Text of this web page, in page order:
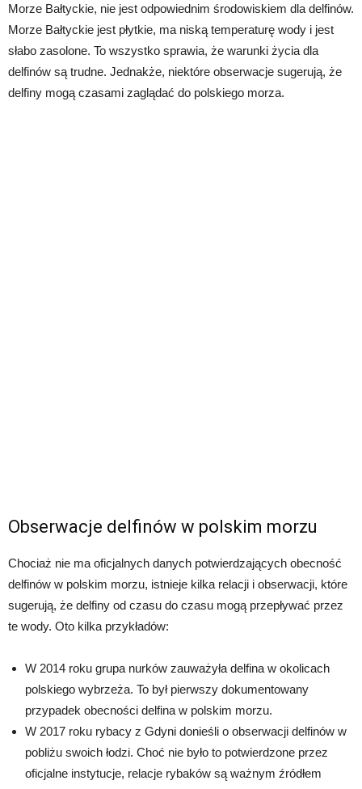
Morze Bałtyckie, nie jest odpowiednim środowiskiem dla delfinów.
Morze Bałtyckie jest płytkie, ma niską temperaturę wody i jest
słabo zasolone. To wszystko sprawia, że warunki życia dla
delfinów są trudne. Jednakże, niektóre obserwacje sugerują, że
delfiny mogą czasami zaglądać do polskiego morza.
Obserwacje delfinów w polskim morzu
Chociaż nie ma oficjalnych danych potwierdzających obecność
delfinów w polskim morzu, istnieje kilka relacji i obserwacji, które
sugerują, że delfiny od czasu do czasu mogą przepływać przez
te wody. Oto kilka przykładów:
W 2014 roku grupa nurków zauważyła delfina w okolicach
polskiego wybrzeża. To był pierwszy dokumentowany
przypadek obecności delfina w polskim morzu.
W 2017 roku rybacy z Gdyni donieśli o obserwacji delfinów w
pobliżu swoich łodzi. Choć nie było to potwierdzone przez
oficjalne instytucje, relacje rybaków są ważnym źródłem